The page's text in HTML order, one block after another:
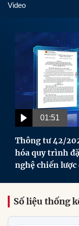
Video
01:51
Thông tư 42/
hóa quy trình
nghệ chiến lược
Số liệu thống